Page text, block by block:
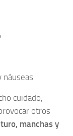
náuseas
cuidado,
otros
manchas y